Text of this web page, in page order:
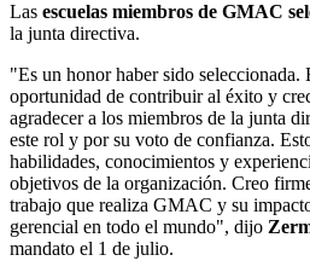
Las escuelas miembros de GMAC
la junta directiva.
"Es un honor haber sido seleccionada.
oportunidad de contribuir al éxito y
agradecer a los miembros de la junta
este rol y por su voto de confianza.
habilidades, conocimientos y
objetivos de la organización. Creo
trabajo que realiza GMAC y su
gerencial en todo el mundo", dijo
mandato el 1 de julio.